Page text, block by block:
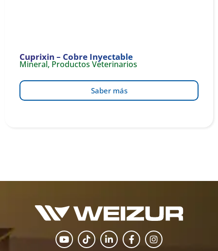
Cuprixin – Cobre Inyectable
Mineral, Productos Veterinarios
Saber más